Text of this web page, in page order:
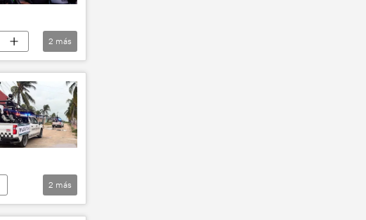
2 más
2 más